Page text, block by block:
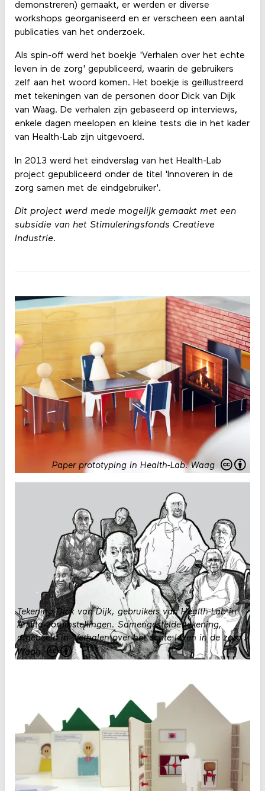
demonstreren) gemaakt, er werden er diverse
workshops georganiseerd en er verscheen een aantal
publicaties van het onderzoek.
Als spin-off werd het boekje 'Verhalen over het echte
leven in de zorg' gepubliceerd, waarin de gebruikers
zelf aan het woord komen. Het boekje is geïllustreerd
met tekeningen van de personen door Dick van Dijk
van Waag. De verhalen zijn gebaseerd op interviews,
enkele dagen meelopen en kleine tests die in het kader
van Health-Lab zijn uitgevoerd.
In 2013 werd het eindverslag van het Health-Lab
project gepubliceerd onder de titel 'Innoveren in de
zorg samen met de eindgebruiker'.
Dit project werd mede mogelijk gemaakt met een
subsidie van het Stimuleringsfonds Creatieve
Industrie.
Paper prototyping in Health-Lab.Waag
Tekening Dick van Dijk, gebruikers van Health-Lab in
Amsta zorginstellingen. Samengestelde tekening,
afgebeeld in 'Verhalen over het echte leven in de zorg'.
Waag